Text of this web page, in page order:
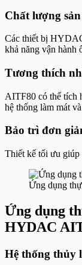
Chất lượng
Các thiết bị
khả năng vận hành
Tương thích
AITF80 có thể tích
hệ thống làm mát
Bảo trì đơn
Thiết kế tối ưu giúp
Ứng dụng
Ứng dụng
HYDAC
Hệ thống thủy